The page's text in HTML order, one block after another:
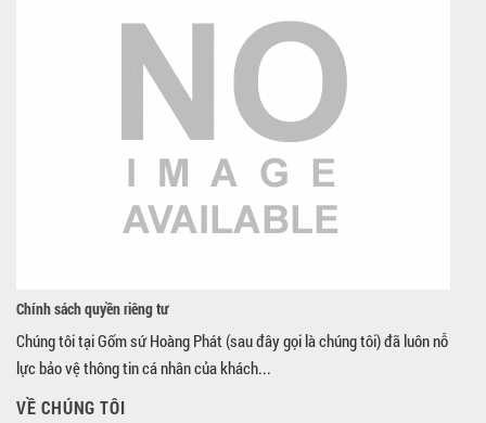
Chính sách quyền riêng tư
Chúng tôi tại Gốm sứ Hoàng Phát (sau đây gọi là chúng tôi) đã luôn nỗ
lực bảo vệ thông tin cá nhân của khách...
VỀ CHÚNG TÔI